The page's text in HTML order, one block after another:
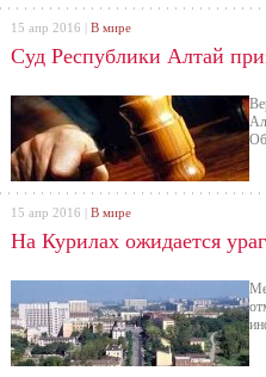
Суд Республики Алтай
15 апр 2016 | В мире
На Курилах ожидается
15 апр 2016 | В мире